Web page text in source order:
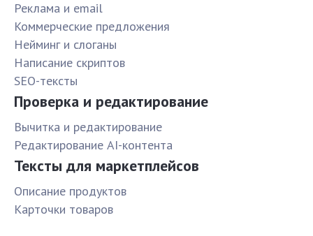
Реклама и email
Коммерческие предложения
Нейминг и слоганы
Написание скриптов
SEO-тексты
Проверка и редактирование
Вычитка и редактирование
Редактирование AI-контента
Тексты для маркетплейсов
Описание продуктов
Карточки товаров